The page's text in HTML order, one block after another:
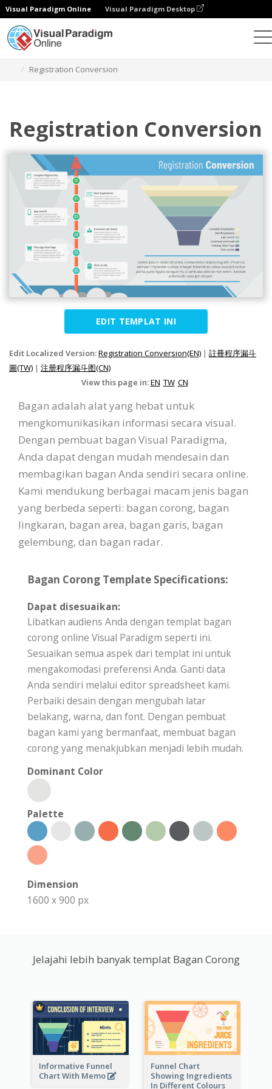
Visual Paradigm Online Visual Paradigm Desktop
Registration Conversion
Registration Conversion
EDIT TEMPLAT INI
Edit Localized Version:Registration Conversion(EN) | 註冊程序漏斗
圖(TW) | 注册程序漏斗图(CN)
View this page in:EN TW CN
Bagan adalah alat yang hebat untuk
mengkomunikasikan informasi secara visual.
Dengan pembuat bagan Visual Paradigma,
Anda dapat dengan mudah mendesain dan
membagikan bagan Anda sendiri secara online.
Kami mendukung berbagai macam jenis bagan
yang berbeda seperti: bagan corong, bagan
lingkaran, bagan area, bagan garis, bagan
gelembung, dan bagan radar.
Bagan Corong Template Specifications:
Dapat disesuaikan:
Libatkan audiens Anda dengan templat bagan
corong online Visual Paradigm seperti ini.
Sesuaikan semua aspek dari templat ini untuk
mengakomodasi preferensi Anda. Ganti data
Anda sendiri melalui editor spreadsheet kami.
Perbaiki desain dengan mengubah latar
belakang, warna, dan font. Dengan pembuat
bagan kami yang bermanfaat, membuat bagan
corong yang menakjubkan menjadi lebih mudah.
Dominant Color
Palette
Dimension
1600 x 900 px
Jelajahi lebih banyak templat Bagan Corong
Informative Funnel
Chart With Memo
Funnel Chart
Showing Ingredients
In Different Colours